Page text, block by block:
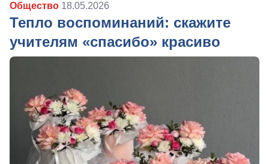
Общество 18.05.2026
Тепло воспоминаний: скажите
учителям «спасибо» красиво